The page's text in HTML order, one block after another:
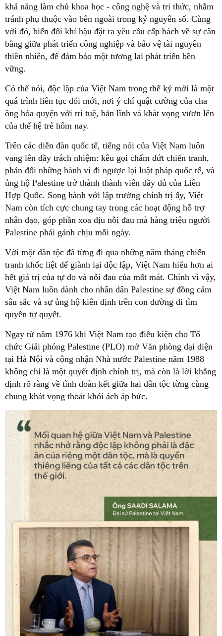
khả năng làm chủ khoa học - công nghệ và tri thức, nhằm
tránh phụ thuộc vào bên ngoài trong kỷ nguyên số. Cùng
với đó, biến đổi khí hậu đặt ra yêu cầu cấp bách về sự cân
bằng giữa phát triển công nghiệp và bảo vệ tài nguyên
thiên nhiên, để đảm bảo một tương lai phát triển bền
vững.
Có thể nói, độc lập của Việt Nam trong thế kỷ mới là một
quá trình liên tục đổi mới, nơi ý chí quật cường của cha
ông hòa quyện với trí tuệ, bản lĩnh và khát vọng vươn lên
của thế hệ trẻ hôm nay.
Trên các diễn đàn quốc tế, tiếng nói của Việt Nam luôn
vang lên đầy trách nhiệm: kêu gọi chấm dứt chiến tranh,
phản đối những hành vi đi ngược lại luật pháp quốc tế, và
ủng hộ Palestine trở thành thành viên đầy đủ của Liên
Hợp Quốc. Song hành với lập trường chính trị ấy, Việt
Nam còn tích cực chung tay trong các hoạt động hỗ trợ
nhân đạo, góp phần xoa dịu nỗi đau mà hàng triệu người
Palestine phải gánh chịu mỗi ngày.
Với một dân tộc đã từng đi qua những năm tháng chiến
tranh khốc liệt để giành lại độc lập, Việt Nam hiểu hơn ai
hết giá trị của tự do và nỗi đau của mất mát. Chính vì vậy,
Việt Nam luôn dành cho nhân dân Palestine sự đồng cảm
sâu sắc và sự ủng hộ kiên định trên con đường đi tìm
quyền tự quyết.
Ngay từ năm 1976 khi Việt Nam tạo điều kiện cho Tổ
chức Giải phóng Palestine (PLO) mở Văn phòng đại diện
tại Hà Nội và cộng nhận Nhà nước Palestine năm 1988
không chỉ là một quyết định chính trị, mà còn là lời khẳng
định rõ ràng về tình đoàn kết giữa hai dân tộc từng cùng
chung khát vọng thoát khỏi ách áp bức.